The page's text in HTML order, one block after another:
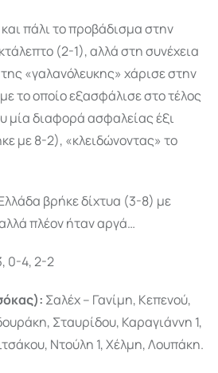
πάλι το προβάδισμα στην
(2-1), αλλά στη συνέχεια
«γαλανόλευκης» χάρισε στην
το οποίο εξασφάλισε στο τέλος
μία διαφορά ασφαλείας έξι
με 8-2), «κλειδώνοντας» το
βρήκε δίχτυα (3-8) με
πλέον ήταν αργά…
0-4, 2-2
Σαλέχ – Γανίμη, Κεπενού,
Σταυρίδου, Καραγιάννη 1,
Ντούλη 1, Χέλμη, Λουπάκη.